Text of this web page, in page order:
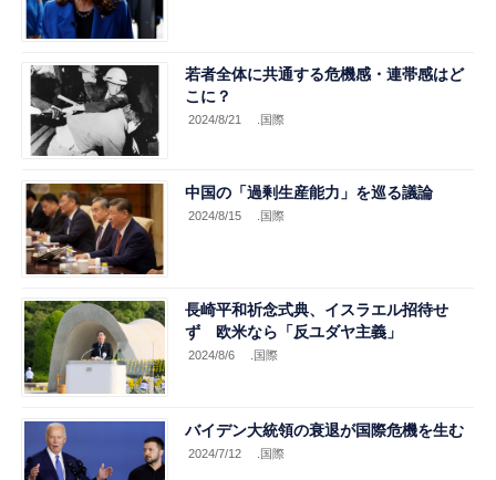
若者全体に共通する危機感・連帯感はど
こに？
2024/8/21 .国際
中国の「過剰生産能力」を巡る議論
2024/8/15 .国際
長崎平和祈念式典、イスラエル招待せ
ず 欧米なら「反ユダヤ主義」
2024/8/6 .国際
バイデン大統領の衰退が国際危機を生む
2024/7/12 .国際